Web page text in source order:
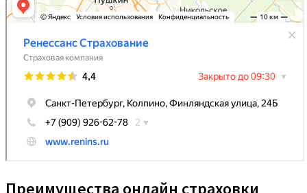
Преимущества онлайн страховки